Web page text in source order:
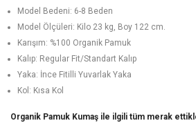
Model Bedeni: 6-8 Beden
Model Ölçüleri: Kilo 23 kg, Boy 122 cm.
Karışım: %100 Organik Pamuk
Kalıp: Regular Fit/Standart Kalıp
Yaka: İnce Fitilli Yuvarlak Yaka
Kol: Kısa Kol
Organik Pamuk Kumaş ile ilgili tüm merak